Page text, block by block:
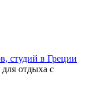
студий в Греции
отдыха с